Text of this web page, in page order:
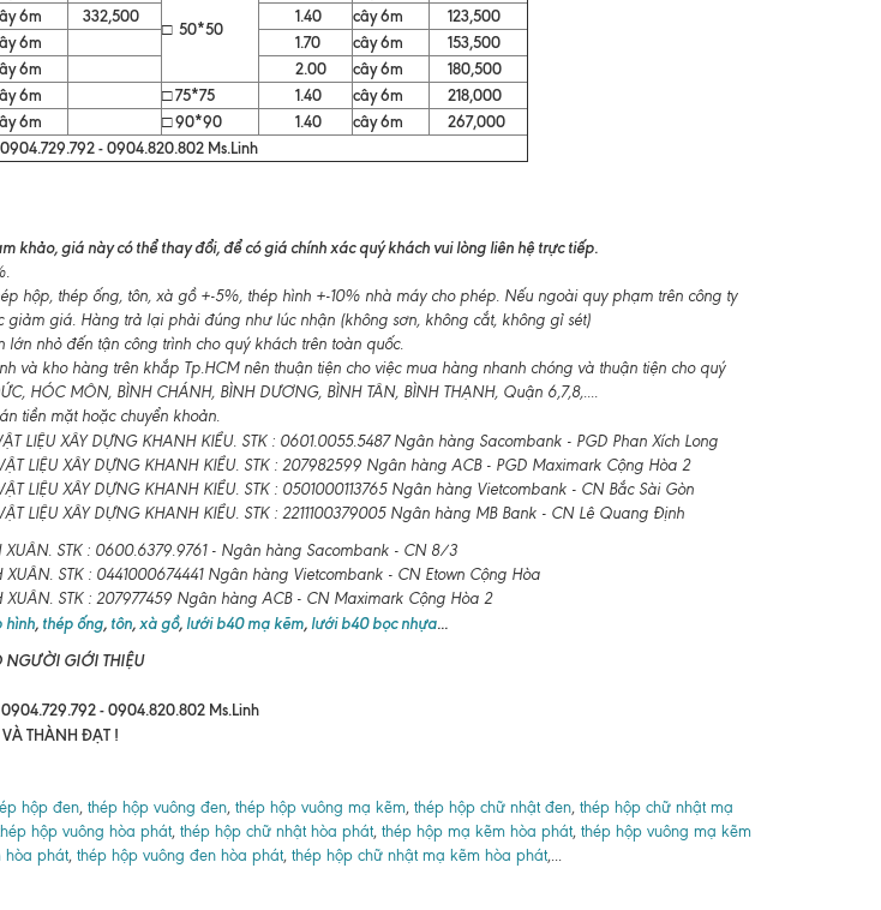
□ 50*50
6m 332,500 1.40 cây 6m
123,500
6m 1.70 cây 6m
153,500
6m 2.00 cây 6m
180,500
6m □ 75*75 1.40 cây 6m
218,000
6m □ 90*90 1.40 cây 6m
267,000
- 0904.820.802 Ms.Linh
khảo, giá này có thể thay đổi, để có giá chính xác quý khách vui lòng liên hệ trực tiếp.
hộp, thép ống, tôn, xà gồ +-5%, thép hình +-10% nhà máy cho phép. Nếu ngoài quy phạm trên công ty
giảm giá. Hàng trả lại phải đúng như lúc nhận (không sơn, không cắt, không gỉ sét)
nhỏ đến tận công trình cho quý khách trên toàn quốc.
và kho hàng trên khắp Tp.HCM nên thuận tiện cho việc mua hàng nhanh chóng và thuận tiện cho quý
HÓC MÔN, BÌNH CHÁNH, BÌNH DƯƠNG, BÌNH TÂN, BÌNH THẠNH, Quận 6,7,8,....
tiền mặt hoặc chuyển khoản.
LIỆU XÂY DỰNG KHANH KIỀU. STK : 0601.0055.5487 Ngân hàng Sacombank - PGD Phan Xích Long
LIỆU XÂY DỰNG KHANH KIỀU. STK : 207982599 Ngân hàng ACB - PGD Maximark Cộng Hòa 2
LIỆU XÂY DỰNG KHANH KIỀU. STK : 0501000113765 Ngân hàng Vietcombank - CN Bắc Sài Gòn
LIỆU XÂY DỰNG KHANH KIỀU. STK : 2211100379005 Ngân hàng MB Bank - CN Lê Quang Định
XUÂN. STK : 0600.6379.9761 - Ngân hàng Sacombank - CN 8/3
XUÂN. STK : 0441000674441 Ngân hàng Vietcombank - CN Etown Cộng Hòa
: 207977459 Ngân hàng ACB - CN Maximark Cộng Hòa 2
,thép ống, tôn, xà gồ, lưới b40 mạ kẽm, lưới b40 bọc nhựa...
NGƯỜI GIỚI THIỆU
- 0904.820.802 Ms.Linh
THÀNH ĐẠT !
hộp đen, thép hộp vuông đen, thép hộp vuông mạ kẽm, thép hộp chữ nhật đen, thép hộp chữ nhật mạ
hộp vuông hòa phát, thép hộp chữ nhật hòa phát, thép hộp mạ kẽm hòa phát, thép hộp vuông mạ kẽm
hòa phát, thép hộp vuông đen hòa phát, thép hộp chữ nhật mạ kẽm hòa phát,...